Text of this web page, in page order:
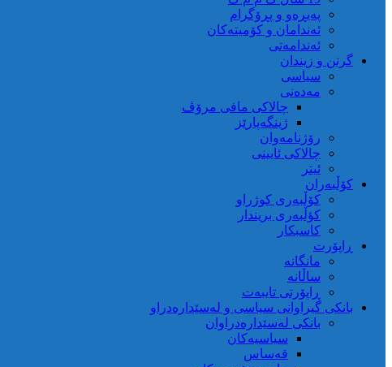
پەیڕەو و پڕۆگرام
ئەندامان و کۆمیتەکان
ئەندامەتی
گرتن و زیندان
سیاسی
مەدەنی
چالاکی مافی مرۆڤ
ژینگەپارێز
رۆژنامەوان
چالاکی ئایینی
ئیتر
کۆڵبەران
کۆڵبەری کوژراو
کؤڵبەری بریندار
کاسبکار
ڕاپۆرت
مانگانە
ساڵانە
ڕاپۆرتی تایبەت
بانکی گیراوانی سیاسی و لەسێدارەدراو
بانکی لەسێدارەدراوان
سیاسیەکان
قەساس